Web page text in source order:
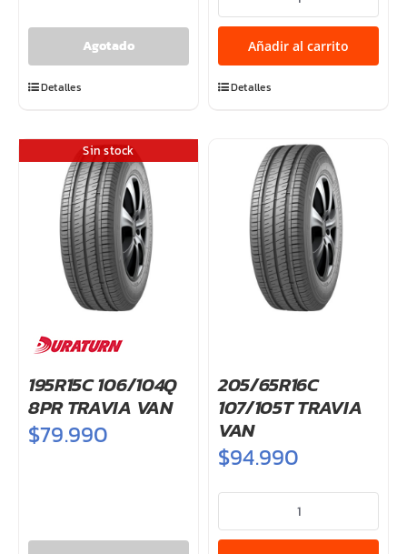
Detalles
UE168N
8PR
107/105S
TL
cantidad
Añadir al carrito
Detalles
Sin stock
195R15C 106/104Q
8PR TRAVIA VAN
$79.990
205/65R16C
107/105T TRAVIA
VAN
$94.990
107/105T
TRAVIA